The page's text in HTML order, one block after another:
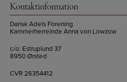
Kontaktinformation
Dansk Adels Forening
Kammerherreinde Anna von Lowzow
c/o: Estruplund 37
8950 Ørsted
CVR 26354412